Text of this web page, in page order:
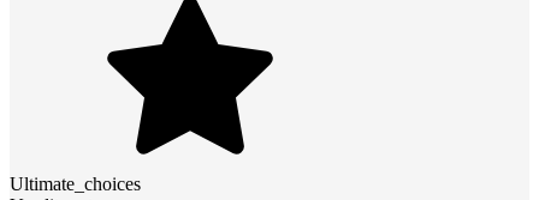
Ultimate_choices